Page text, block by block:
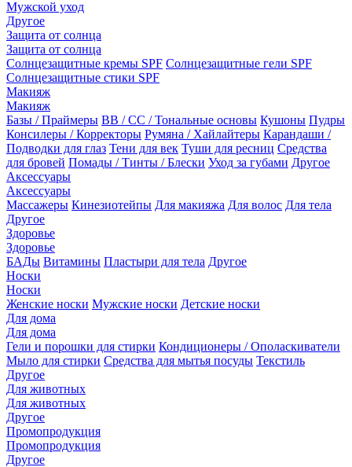
Мужской уход
Другое
Защита от солнца
Защита от солнца
Солнцезащитные кремы SPF Солнцезащитные гели SPF
Солнцезащитные стики SPF
Макияж
Макияж
Базы / Праймеры BB / CC / Тональные основы Кушоны Пудры
Консилеры / Корректоры Румяна / Хайлайтеры Карандаши /
Подводки для глаз Тени для век Туши для ресниц Средства
для бровей Помады / Тинты / Блески Уход за губами Другое
Аксессуары
Аксессуары
Массажеры Кинезиотейпы Для макияжа Для волос Для тела
Другое
Здоровье
Здоровье
БАДы Витамины Пластыри для тела Другое
Носки
Носки
Женские носки Мужские носки Детские носки
Для дома
Для дома
Гели и порошки для стирки Кондиционеры / Ополаскиватели
Мыло для стирки Средства для мытья посуды Текстиль
Другое
Для животных
Для животных
Другое
Промопродукция
Промопродукция
Другое